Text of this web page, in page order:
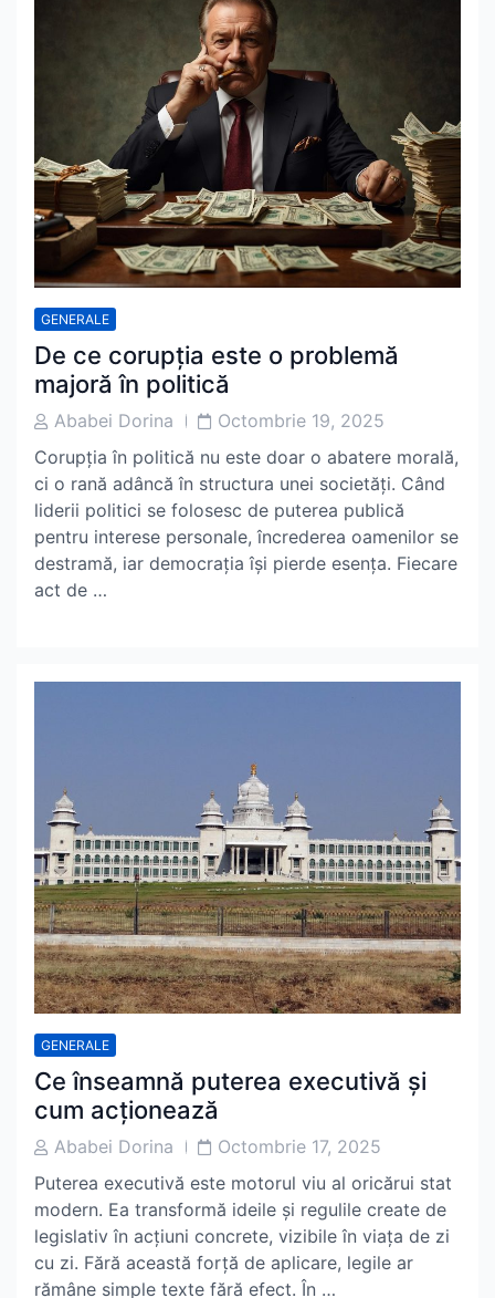
GENERALE
De ce corupția este o problemă
majoră în politică
PostAbabei Dorina
PostOctombrie 19, 2025
Corupția în politică nu este doar o abatere morală,
ci o rană adâncă în structura unei societăți. Când
liderii politici se folosesc de puterea publică
pentru interese personale, încrederea oamenilor se
destramă, iar democrația își pierde esența. Fiecare
act de …
GENERALE
Ce înseamnă puterea executivă și
cum acționează
PostAbabei Dorina
PostOctombrie 17, 2025
Puterea executivă este motorul viu al oricărui stat
modern. Ea transformă ideile și regulile create de
legislativ în acțiuni concrete, vizibile în viața de zi
cu zi. Fără această forță de aplicare, legile ar
rămâne simple texte fără efect. În …